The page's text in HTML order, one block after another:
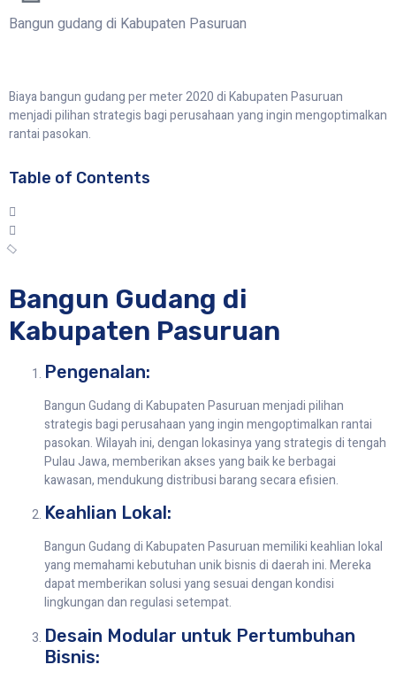
Bangun gudang di Kabupaten Pasuruan
Biaya bangun gudang per meter 2020 di Kabupaten Pasuruan
menjadi pilihan strategis bagi perusahaan yang ingin mengoptimalkan
rantai pasokan.
Table of Contents
Bangun Gudang di
Kabupaten Pasuruan
Pengenalan:
Bangun Gudang di Kabupaten Pasuruan menjadi pilihan
strategis bagi perusahaan yang ingin mengoptimalkan rantai
pasokan. Wilayah ini, dengan lokasinya yang strategis di tengah
Pulau Jawa, memberikan akses yang baik ke berbagai
kawasan, mendukung distribusi barang secara efisien.
Keahlian Lokal:
Bangun Gudang di Kabupaten Pasuruan memiliki keahlian lokal
yang memahami kebutuhan unik bisnis di daerah ini. Mereka
dapat memberikan solusi yang sesuai dengan kondisi
lingkungan dan regulasi setempat.
Desain Modular untuk Pertumbuhan
Bisnis: